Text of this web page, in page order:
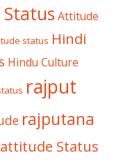
Attitude
status Hindi
Hindu Culture
rajput
rajputana
Status